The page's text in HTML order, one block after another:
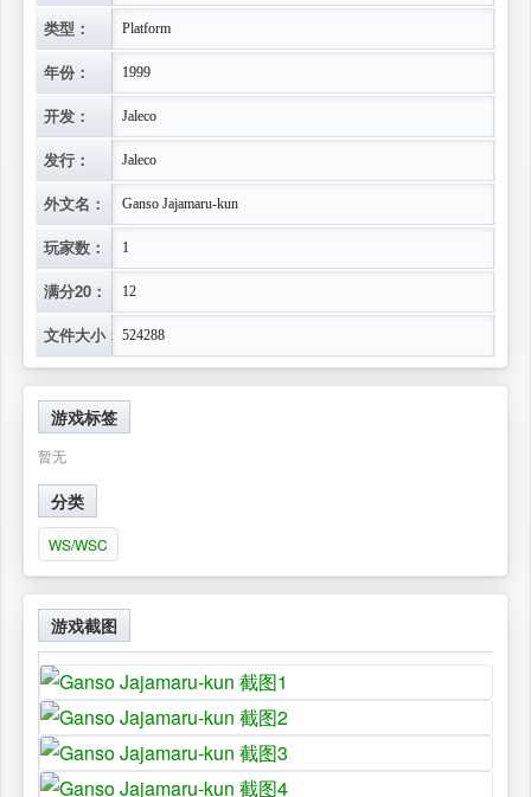
类型： Platform
年份： 1999
开发： Jaleco
发行： Jaleco
外文名： Ganso Jajamaru-kun
玩家数： 1
满分20： 12
文件大小： 524288
游戏标签
暂无
分类
WS/WSC
游戏截图